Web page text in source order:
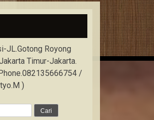
JL.Gotong Royong
Timur-Jakarta.
/
)